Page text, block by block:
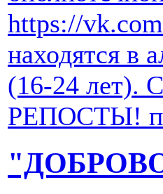
https://
находятся
(16-24
РЕПОСТЫ!